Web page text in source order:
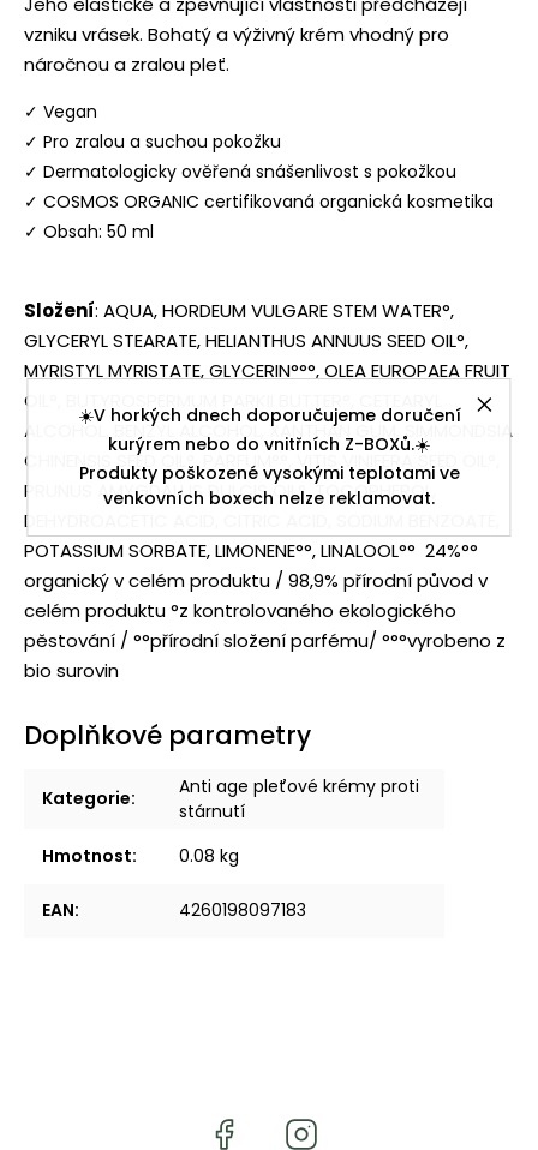
☀️V horkých dnech doporučujeme doručení
kurýrem nebo do vnitřních Z-BOXů.☀️
Produkty poškozené vysokými teplotami ve
venkovních boxech nelze reklamovat.
vzniku vrásek. Bohatý a výživný krém vhodný pro
náročnou a zralou pleť.
✓ Vegan
✓ Pro zralou a suchou pokožku
✓ Dermatologicky ověřená snášenlivost s pokožkou
✓ COSMOS ORGANIC certifikovaná organická kosmetika
✓ Obsah: 50 ml
Složení: AQUA, HORDEUM VULGARE STEM WATER°,
GLYCERYL STEARATE, HELIANTHUS ANNUUS SEED OIL°,
MYRISTYL MYRISTATE, GLYCERIN°°°, OLEA EUROPAEA FRUIT
OIL°, BUTYROSPERMUM PARKII BUTTER°, CETEARYL
ALCOHOL, BENZYL ALCOHOL, XANTHAN GUM, SIMMONDSIA
CHINENSIS SEED OIL°, PARFUM°°, VITIS VINIFERA SEED OIL°,
PRUNUS AMYGDALUS DULCIS OIL°, TOCOPHEROL,
DEHYDROACETIC ACID, CITRIC ACID, SODIUM BENZOATE,
POTASSIUM SORBATE, LIMONENE°°, LINALOOL°° 24%°°
organický v celém produktu / 98,9% přírodní původ v
celém produktu °z kontrolovaného ekologického
pěstování / °°přírodní složení parfému/ °°°vyrobeno z
bio surovin
Doplňkové parametry
Kategorie:
Anti age pleťové krémy proti
stárnutí
Hmotnost: 0.08 kg
EAN: 4260198097183